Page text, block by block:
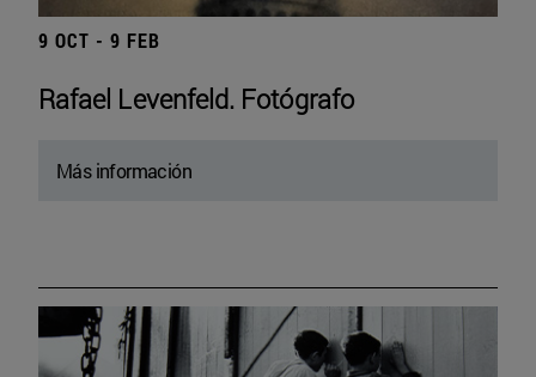
9 OCT - 9 FEB
Rafael Levenfeld. Fotógrafo
Más información